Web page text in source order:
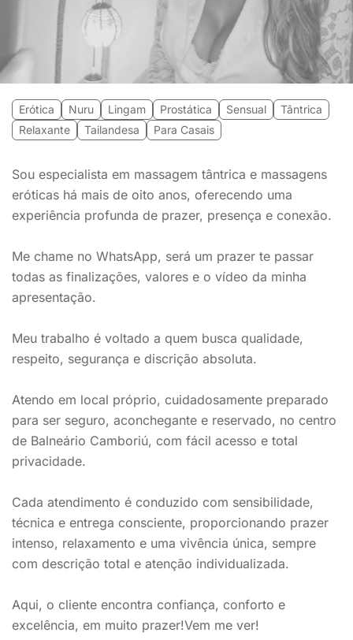
Erótica Nuru Lingam Prostática Sensual
Tântrica
Relaxante
Tailandesa Para Casais
Sou especialista em massagem tântrica e massagens
eróticas há mais de oito anos, oferecendo uma
experiência profunda de prazer, presença e conexão.
Me chame no WhatsApp, será um prazer te passar
todas as finalizações, valores e o vídeo da minha
apresentação.
Meu trabalho é voltado a quem busca qualidade,
respeito, segurança e discrição absoluta.
Atendo em local próprio, cuidadosamente preparado
para ser seguro, aconchegante e reservado, no centro
de Balneário Camboriú, com fácil acesso e total
privacidade.
Cada atendimento é conduzido com sensibilidade,
técnica e entrega consciente, proporcionando prazer
intenso, relaxamento e uma vivência única, sempre
com descrição total e atenção individualizada.
Aqui, o cliente encontra confiança, conforto e
excelência, em muito prazer!Vem me ver!